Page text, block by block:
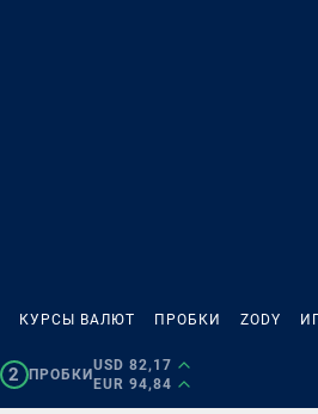
КУРСЫ ВАЛЮТ ПРОБКИ ZODY
2 ПРОБКИ
USD 82,17
EUR 94,84